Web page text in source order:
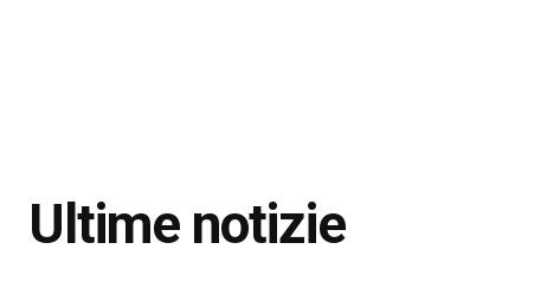
Ultime notizie